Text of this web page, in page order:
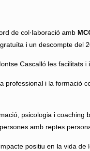
de col·laboració amb
i un descompte del
Cascalló les facilitats
professional i la
psicologia i coaching
amb reptes
positiu en la vida